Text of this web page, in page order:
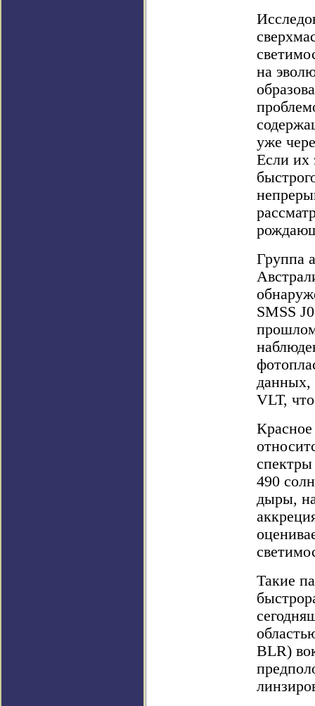
на
уже
Если их
Группа
SMSS
данных,
VLT,
490
дыры,
Такие
BLR)